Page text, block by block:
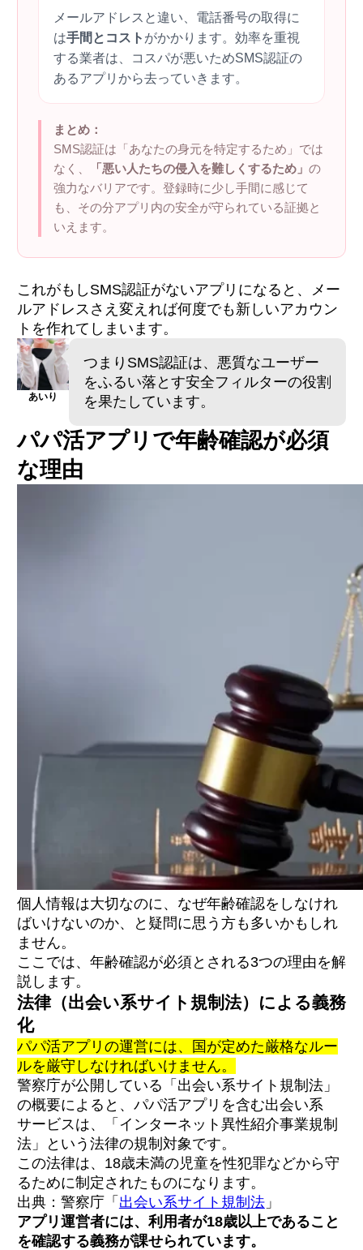
メールアドレスと違い、電話番号の取得に
は手間とコスト がかかります。効率を重視
する業者は、コスパが悪いためSMS認証の
あるアプリから去っていきます。
まとめ：
SMS認証は「あなたの身元を特定するため」では
なく、
「悪い人たちの侵入を難しくするため」 の
強力なバリアです。登録時に少し手間に感じて
も、その分アプリ内の安全が守られている証拠と
いえます。
これがもしSMS認証がないアプリになると、メー
ルアドレスさえ変えれば何度でも新しいアカウン
トを作れてしまいます。
あいり
つまりSMS認証は、悪質なユーザー
をふるい落とす安全フィルターの役割
を果たしています。
パパ活アプリで年齢確認が必須
な理由
個人情報は大切なのに、なぜ年齢確認をしなけれ
ばいけないのか、と疑問に思う方も多いかもしれ
ません。
ここでは、年齢確認が必須とされる3つの理由を解
説します。
法律（出会い系サイト規制法）による義務
化
パパ活アプリの運営には、国が定めた厳格なルー
ルを厳守しなければいけません。
警察庁が公開している「出会い系サイト規制法」
の概要によると、パパ活アプリを含む出会い系
サービスは、「インターネット異性紹介事業規制
法」という法律の規制対象です。
この法律は、18歳未満の児童を性犯罪などから守
るために制定されたものになります。
出典：警察庁「 出会い系サイト規制法」
アプリ運営者には、利用者が18歳以上であること
を確認する義務が課せられています。